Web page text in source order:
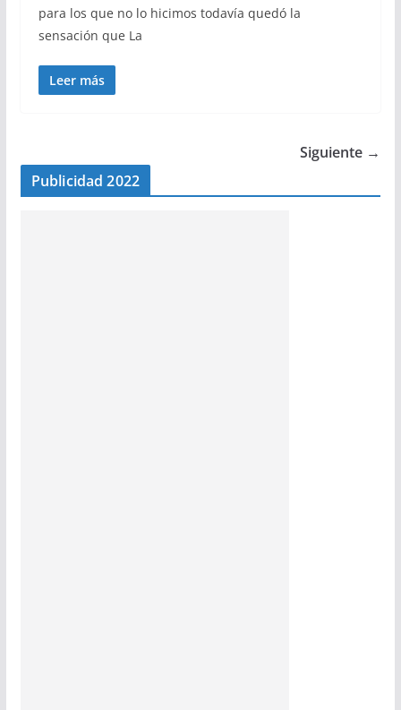
para los que no lo hicimos todavía quedó la
sensación que La
Leer más
Siguiente →
Publicidad 2022